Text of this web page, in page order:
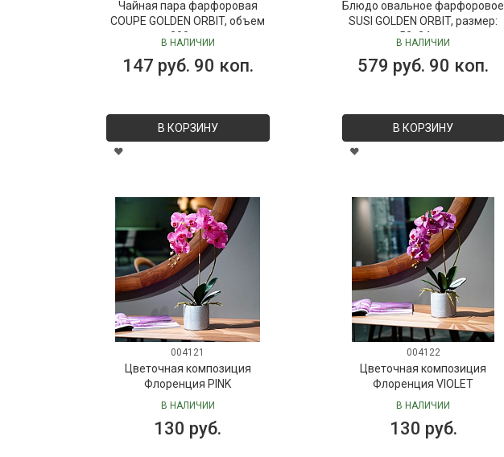
Чайная пара фарфоровая
COUPE GOLDEN ORBIT, объем
280 мл
В НАЛИЧИИ
147 руб. 90 коп.
В КОРЗИНУ
Блюдо овальное фарфоровое
SUSI GOLDEN ORBIT, размер:
52х24 см
В НАЛИЧИИ
579 руб. 90 коп.
В КОРЗИНУ
004121
Цветочная композиция
Флоренция PINK
В НАЛИЧИИ
130 руб.
004122
Цветочная композиция
Флоренция VIOLET
В НАЛИЧИИ
130 руб.